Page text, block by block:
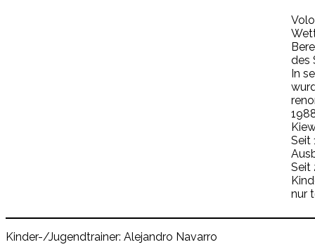
des
In
Seit
Seit
nur
Kinder-/Jugendtrainer: Alejandro Navarro